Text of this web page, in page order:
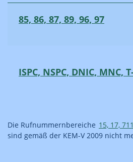
85, 86, 87, 89, 96, 97
ISPC, NSPC, DNIC, MNC,
Die Rufnummernbereiche 15, 17,
sind gemäß der KEM-V 2009 nicht